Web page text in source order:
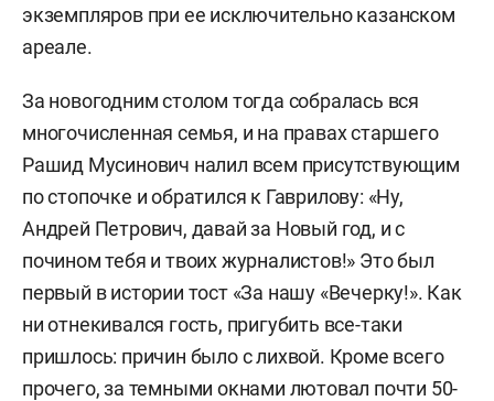
экземпляров при ее исключительно казанском
ареале.
За новогодним столом тогда собралась вся
многочисленная семья, и на правах старшего
Рашид Мусинович налил всем присутствующим
по стопочке и обратился к Гаврилову: «Ну,
Андрей Петрович, давай за Новый год, и с
почином тебя и твоих журналистов!» Это был
первый в истории тост «За нашу «Вечерку!». Как
ни отнекивался гость, пригубить все-таки
пришлось: причин было с лихвой. Кроме всего
прочего, за темными окнами лютовал почти 50-